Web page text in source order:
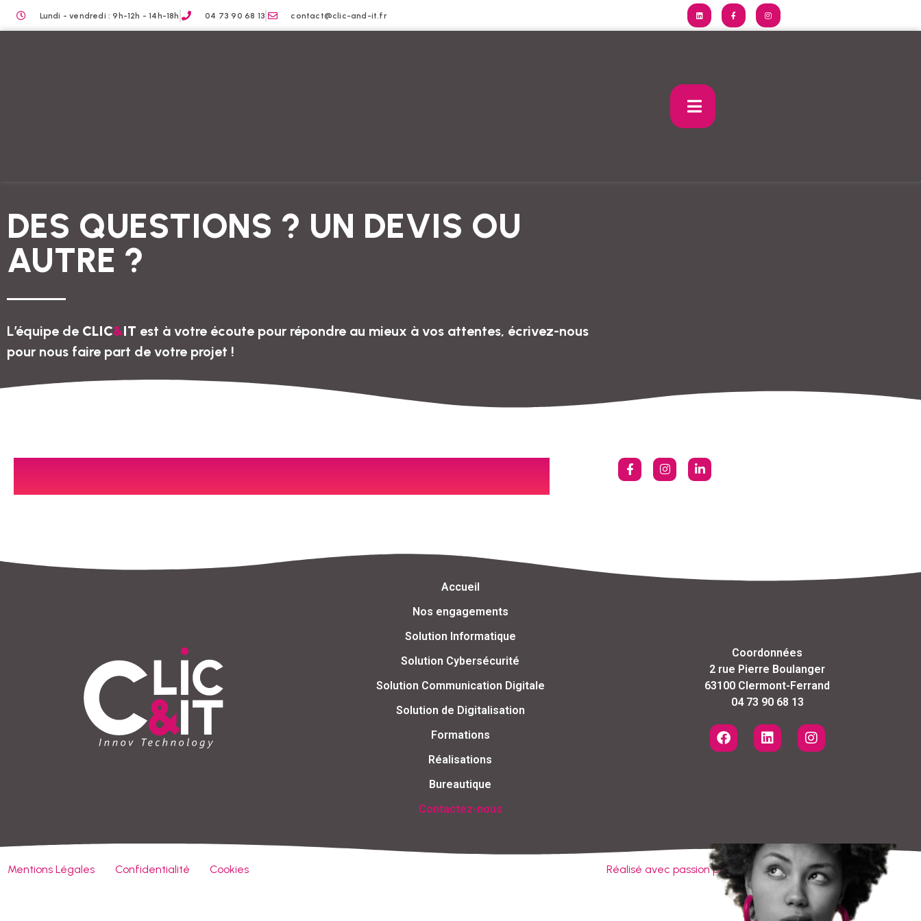
Lundi - vendredi : 9h-12h - 14h-18h 04 73 90 68 13 contact@clic-and-it.fr
DES QUESTIONS ? UN DEVIS OU
AUTRE ?
L’équipe de CLIC&IT est à votre écoute pour répondre au mieux à vos attentes, écrivez-nous
pour nous faire part de votre projet !
Accueil
Nos engagements
Solution Informatique
Solution Cybersécurité
Solution Communication Digitale
Solution de Digitalisation
Formations
Réalisations
Bureautique
Contactez-nous
Coordonnées
2 rue Pierre Boulanger
63100 Clermont-Ferrand
04 73 90 68 13
Mentions Légales Confidentialité Cookies Réalisé avec passion par CLIC&IT